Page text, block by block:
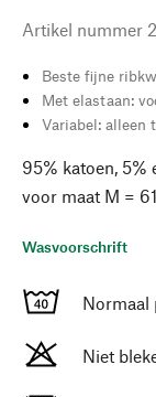
Artikel nummer
Beste fijne
Met elastaan:
Variabel: alleen
95% katoen, 5%
voor maat M =
Wasvoorschrift
Normaal
Niet